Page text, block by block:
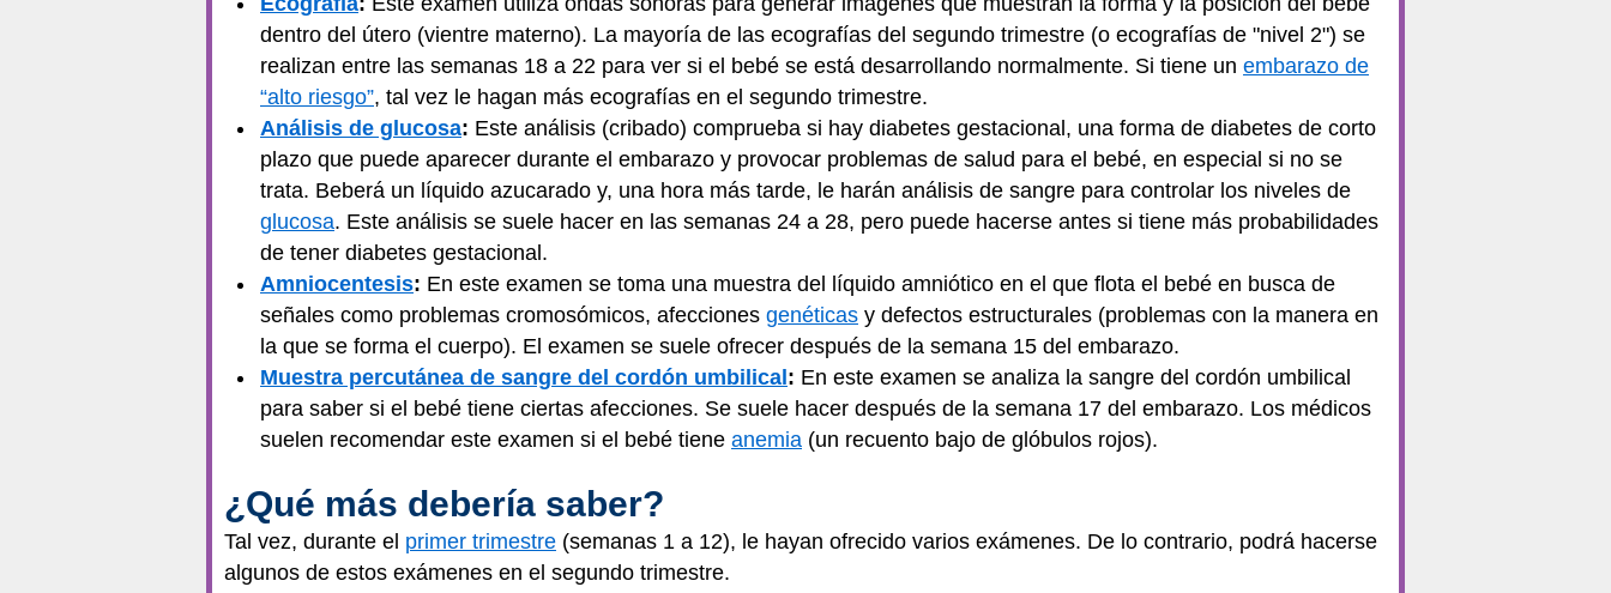
dentro del útero (vientre materno). La mayoría de las ecografías del segundo trimestre (o ecografías de "nivel 2") se
realizan entre las semanas 18 a 22 para ver si el bebé se está desarrollando normalmente. Si tiene un embarazo de
“alto riesgo”, tal vez le hagan más ecografías en el segundo trimestre.
Análisis de glucosa: Este análisis (cribado) comprueba si hay diabetes gestacional, una forma de diabetes de corto
plazo que puede aparecer durante el embarazo y provocar problemas de salud para el bebé, en especial si no se
trata. Beberá un líquido azucarado y, una hora más tarde, le harán análisis de sangre para controlar los niveles de
glucosa. Este análisis se suele hacer en las semanas 24 a 28, pero puede hacerse antes si tiene más probabilidades
de tener diabetes gestacional.
Amniocentesis: En este examen se toma una muestra del líquido amniótico en el que flota el bebé en busca de
señales como problemas cromosómicos, afecciones genéticas y defectos estructurales (problemas con la manera en
la que se forma el cuerpo). El examen se suele ofrecer después de la semana 15 del embarazo.
Muestra percutánea de sangre del cordón umbilical: En este examen se analiza la sangre del cordón umbilical
para saber si el bebé tiene ciertas afecciones. Se suele hacer después de la semana 17 del embarazo. Los médicos
suelen recomendar este examen si el bebé tiene anemia (un recuento bajo de glóbulos rojos).
¿Qué más debería saber?
Tal vez, durante el primer trimestre (semanas 1 a 12), le hayan ofrecido varios exámenes. De lo contrario, podrá hacerse
algunos de estos exámenes en el segundo trimestre.